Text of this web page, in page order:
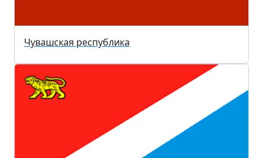
Чувашская республика